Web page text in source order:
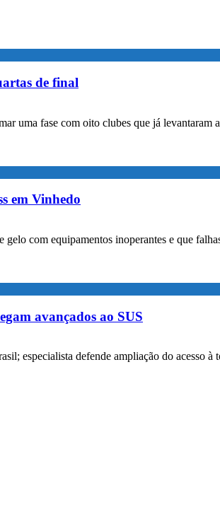
de final
uma fase com oito clubes que já
em Vinhedo
com equipamentos inoperantes e que
avançados ao SUS
especialista defende ampliação do acesso